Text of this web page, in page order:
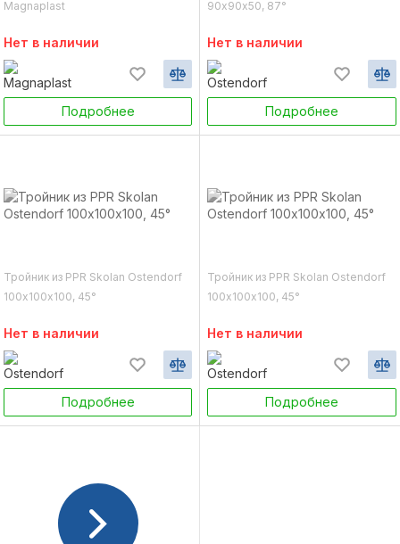
Magnaplast
Нет в наличии
Подробнее
90х90х50, 87°
Нет в наличии
Подробнее
Тройник из PPR Skolan Ostendorf
100х100х100, 45°
Нет в наличии
Подробнее
Тройник из PPR Skolan Ostendorf
100х100х100, 45°
Нет в наличии
Подробнее